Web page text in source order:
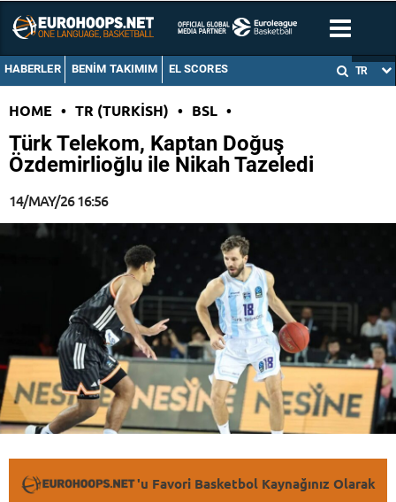
HABERLER BENIM TAKIMIM EL SCORES TR
HOME • TR (TURKISH) • BSL •
Türk Telekom, Kaptan Doğuş
Özdemirlioğlu ile Nikah Tazeledi
14/MAY/26 16:56
'u Favori Basketbol Kaynağınız Olarak